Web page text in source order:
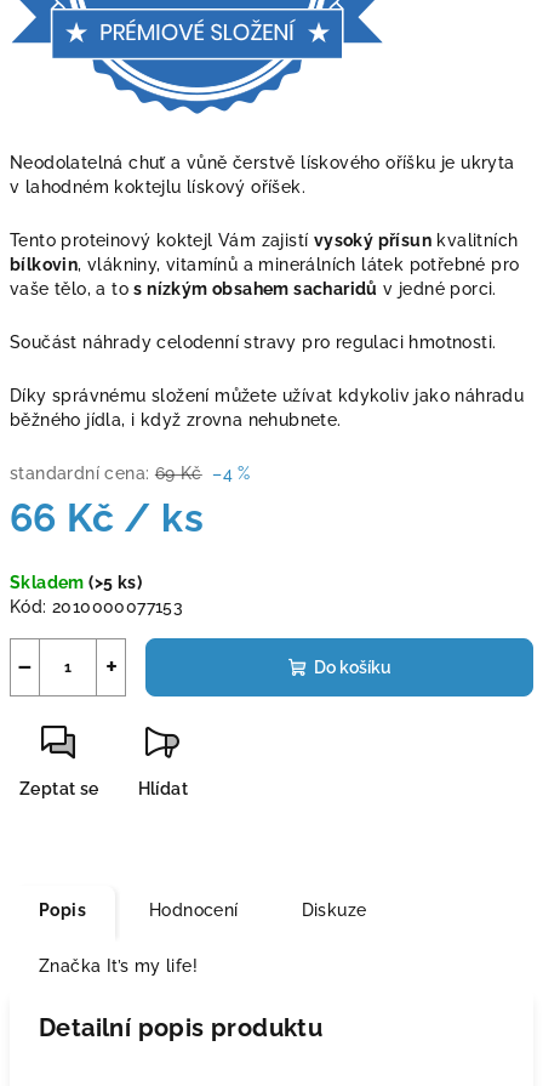
Neodolatelná chuť a vůně čerstvě lískového oříšku je ukryta
v lahodném koktejlu lískový oříšek.
Tento proteinový koktejl Vám zajistí vysoký přísun kvalitních
bílkovin, vlákniny, vitamínů a minerálních látek potřebné pro
vaše tělo, a tos nízkým obsahem sacharidů v jedné porci.
Součást náhrady celodenní stravy pro regulaci hmotnosti.
Díky správnému složení můžete užívat kdykoliv jako náhradu
běžného jídla, i když zrovna nehubnete.
standardní cena: 69 Kč –4 %
66 Kč / ks
cena:
Skladem(>5 ks)
Kód: 2010000077153
+
− Do košíku
Zeptat se Hlídat
Popis Hodnocení Diskuze
Značka It’s my life!
Detailní popis produktu